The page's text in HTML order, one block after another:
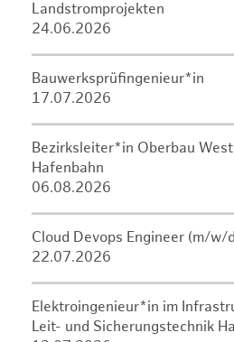
Landstromprojekten
24.06.2026
Bauwerksprüfingenieur*in
17.07.2026
Bezirksleiter*in Oberbau
Hafenbahn
06.08.2026
Cloud Devops Engineer (m/w/
22.07.2026
Elektroingenieur*in im
Leit- und Sicherungstechnik